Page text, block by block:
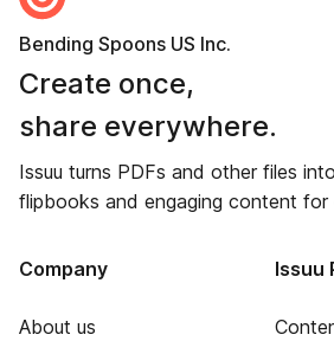
Bending Spoons US Inc.
Create once,
share everywhere.
Issuu turns PDFs and other files
flipbooks and engaging content for
Company
About us
Issuu